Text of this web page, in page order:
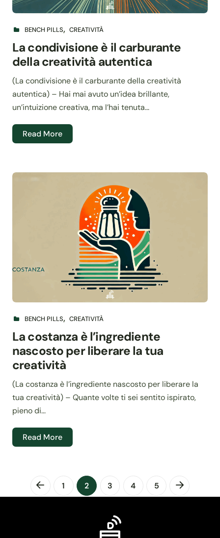
BENCH PILLS CREATIVITÀ
La condivisione è il carburante
della creatività autentica
(La condivisione è il carburante della creatività
autentica) – Hai mai avuto un’idea brillante,
un’intuizione creativa, ma l’hai tenuta...
Read More
BENCH PILLS CREATIVITÀ
La costanza è l’ingrediente
nascosto per liberare la tua
creatività
(La costanza è l’ingrediente nascosto per liberare la
tua creatività) – Quante volte ti sei sentito ispirato,
pieno di...
Read More
1 2 3 4 5